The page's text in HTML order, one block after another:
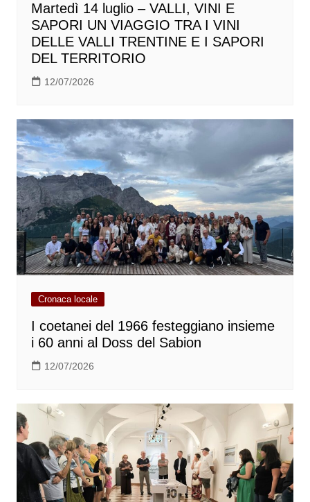
Martedì 14 luglio – VALLI, VINI E
SAPORI UN VIAGGIO TRA I VINI
DELLE VALLI TRENTINE E I SAPORI
DEL TERRITORIO
12/07/2026
Cronaca locale
I coetanei del 1966 festeggiano insieme
i 60 anni al Doss del Sabion
12/07/2026